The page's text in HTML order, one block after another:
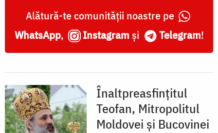
Alătură-te comunității noastre pe
WhatsApp, Instagram și Telegram!
Înaltpreasfințitul
Teofan, Mitropolitul
Moldovei și Bucovinei